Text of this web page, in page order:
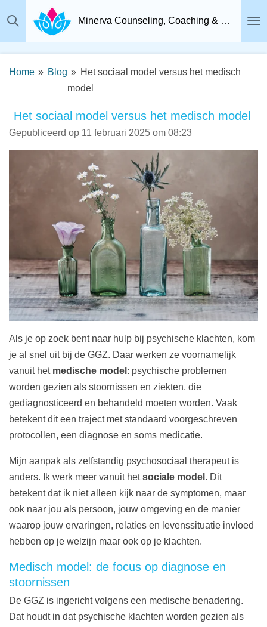
Ga
direct
hoofdinhoud
Minerva Counseling, Coaching & Relatietherapie, Psychosociaal Therapeut Breda
Home » Blog » Het sociaal model versus het medisch
model
Het sociaal model versus het medisch model
Gepubliceerd op 11 februari 2025 om 08:23
Als je op zoek bent naar hulp bij psychische klachten, kom
je al snel uit bij de GGZ. Daar werken ze voornamelijk
vanuit het medische model : psychische problemen
worden gezien als stoornissen en ziekten, die
gediagnosticeerd en behandeld moeten worden. Vaak
betekent dit een traject met standaard voorgeschreven
protocollen, een diagnose en soms medicatie.
Mijn aanpak als zelfstandig psychosociaal therapeut is
anders. Ik werk meer vanuit hetsociale model . Dit
betekent dat ik niet alleen kijk naar de symptomen, maar
ook naar jou als persoon, jouw omgeving en de manier
waarop jouw ervaringen, relaties en levenssituatie invloed
hebben op je welzijn maar ook op je klachten.
Medisch model: de focus op diagnose en
stoornissen
De GGZ is ingericht volgens een medische benadering.
Dat houdt in dat psychische klachten worden gezien als